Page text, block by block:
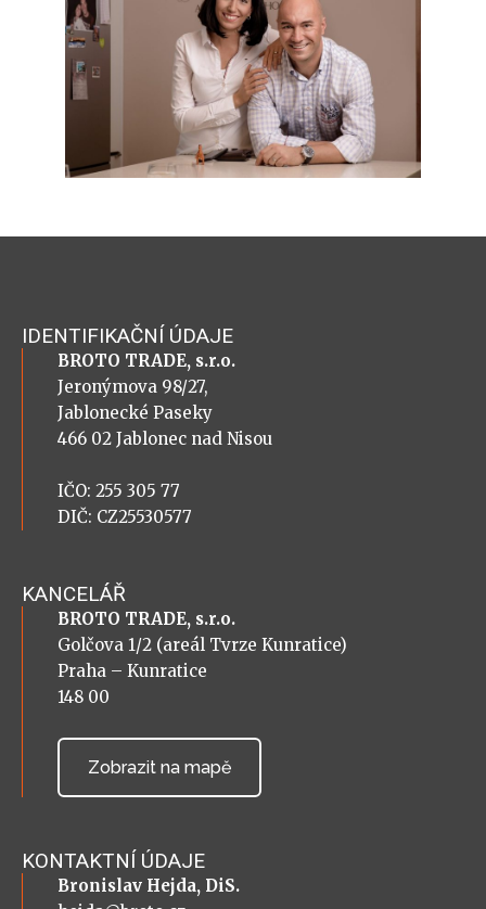
IDENTIFIKAČNÍ ÚDAJE
BROTO TRADE, s.r.o.
Jeronýmova 98/27,
Jablonecké Paseky
466 02 Jablonec nad Nisou
IČO: 255 305 77
DIČ: CZ25530577
KANCELÁŘ
BROTO TRADE, s.r.o.
Golčova 1/2 (areál Tvrze Kunratice)
Praha – Kunratice
148 00
Zobrazit na mapě
KONTAKTNÍ ÚDAJE
Bronislav Hejda, DiS.